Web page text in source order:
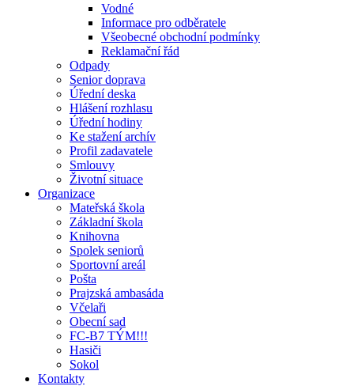
Vodné
Informace pro odběratele
Všeobecné obchodní podmínky
Reklamační řád
Odpady
Senior doprava
Úřední deska
Hlášení rozhlasu
Úřední hodiny
Ke stažení archív
Profil zadavatele
Smlouvy
Životní situace
Organizace
Mateřská škola
Základní škola
Knihovna
Spolek seniorů
Sportovní areál
Pošta
Prajzská ambasáda
Včelaři
Obecní sad
FC-B7 TÝM!!!
Hasiči
Sokol
Kontakty